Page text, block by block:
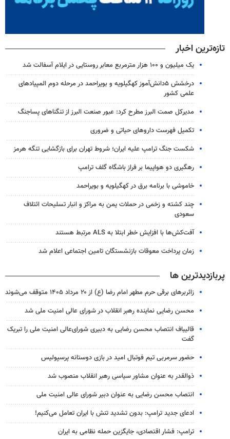
تازه‌ترین اخبار
یک میلیون و ۱۰۰ هزار مترمربع معابر روستایی در ایلام آسفالت شد
درخشش ۵دانش‌آموز کهگیلویه و بویراحمد در مرحله دوم المپیادهای
علمی کشور
مدیرکل صمت البرز مطرح کرد: عبور صنعت البرز از تنگناهای پساجنگ
تکمیل فهرست داروهای حیاتی و ضروری
شکست جنگ ترامپ علیه ایران؛ شروط تهران برای بازگشایی تنگه هرمز
رهگیری دو هواپیما بر فراز باشگاه گلف ترامپ
خاموشی با برنامه برق در کهگیلویه و بویراحمد
چند کشته و زخمی در حملات یمن به مراکز و انبار تسلیحات ائتلاف
سعودی
آفت‌کش‌ها با افزایش خطر ابتلا به ALS مرتبط هستند
زمان پرداخت معوقات بازنشستگان تامین اجتماعی اعلام شد
پربازدیدترین ها
زائربرهای برقی حرم مطهر امام رضا (ع) از ۲۰ مرداد ۱۴۰۵ متوقف می‌شوند
محسن رضایی نماینده رهبر انقلاب در شورای عالی امنیت ملی شد
قالیباف انتصاب محسن رضایی به دبیری شورای‌عالی امنیت ملی را تبریک
گفت
حضور سرمربی تیم فوتبال امید در بازی دوستانه پرسپولیس
ذوالقدر به عنوان مشاور سیاسی رهبر انقلاب منصوب شد
انتصاب محسن رضایی به عنوان دبیر شورای عالی امنیت ملی
ادعای جدید ترامپ: بدون تشدید تنش با ایران تعامل می‌کنیم!
ترامپ: فشار اقتصادی، جایگزین حمله نظامی به ایران